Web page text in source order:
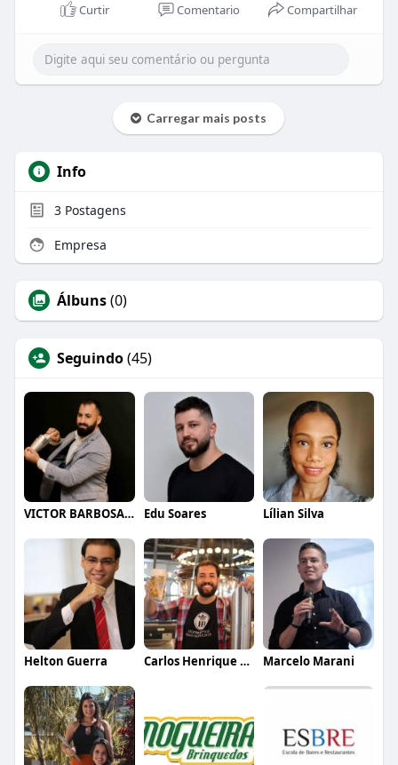
Curtir Comentario Compartilhar
Carregar mais posts
Info
3Postagens
Empresa
Álbuns(0)
Seguindo(45)
VICTOR BARBOSA QUARANTA Edu Soares Lílian Silva
Helton Guerra Carlos Henrique de Faria Vasconcelos Marcelo Marani